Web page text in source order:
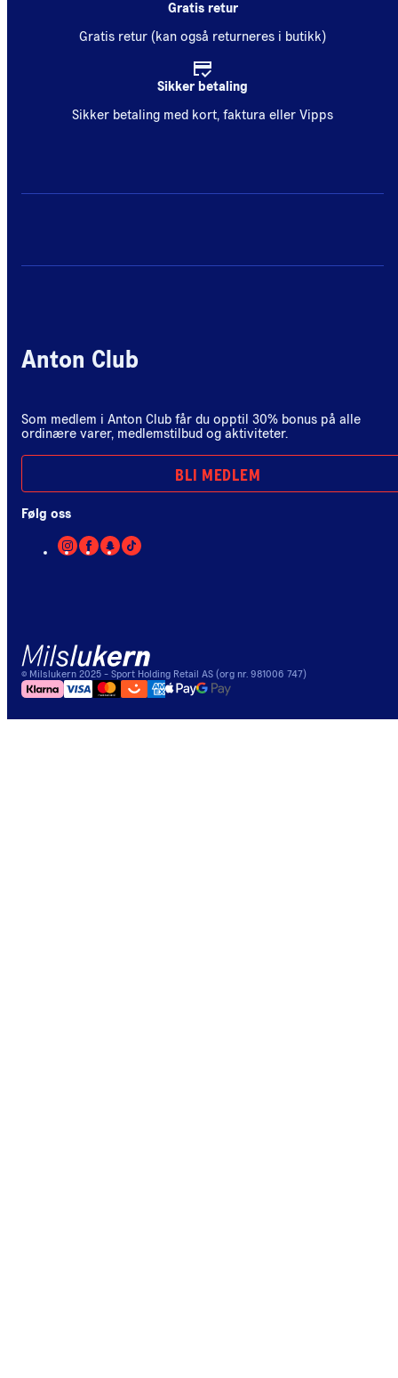
Gratis retur
Gratis retur (kan også returneres i butikk)
Sikker betaling
Sikker betaling med kort, faktura eller Vipps
Anton Club
Som medlem i Anton Club får du opptil 30% bonus på alle
ordinære varer, medlemstilbud og aktiviteter.
BLI MEDLEM
Følg oss
© Milslukern 2025 - Sport Holding Retail AS (org nr. 981006 747)